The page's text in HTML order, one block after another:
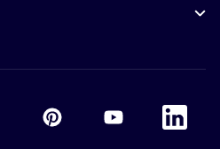
Accor Youtube
Accor